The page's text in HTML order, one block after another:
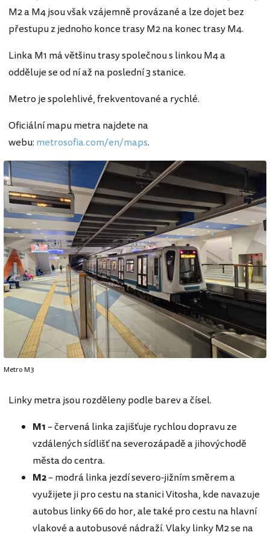
M2 a M4 jsou však vzájemně provázané a lze dojet bez
přestupu z jednoho konce trasy M2 na konec trasy M4.
Linka M1 má většinu trasy společnou s linkou M4 a
odděluje se od ní až na poslední 3 stanice.
Metro je spolehlivé, frekventované a rychlé.
Oficiální mapu metra najdete na
webu: metrosofia.com/en/maps.
Metro M3
Linky metra jsou rozděleny podle barev a čísel.
M1– červená linka zajišťuje rychlou dopravu ze
vzdálených sídlišť na severozápadě a jihovýchodě
města do centra.
M2– modrá linka jezdí severo-jižním směrem a
využijete ji pro cestu na stanici Vitosha, kde navazuje
autobus linky 66 do hor, ale také pro cestu na hlavní
vlakové a autobusové nádraží. Vlaky linky M2 se na